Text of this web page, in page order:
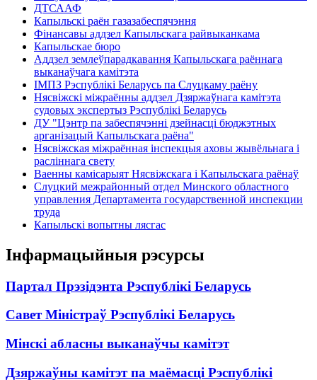
ДТСААФ
Капыльскі раён газазабеспячэння
Фінансавы аддзел Капыльскага райвыканкама
Капыльскае бюро
Аддзел землеўпарадкавання Капыльскага раённага
выканаўчага камітэта
ІМПЗ Рэспублікі Беларусь па Слуцкаму раёну
Нясвіжскі міжраённы аддзел Дзяржаўнага камітэта
судовых экспертыз Рэспублікі Беларусь
ДУ "Цэнтр па забеспячэнні дзейнасці бюджэтных
арганізацый Капыльскага раёна"
Нясвіжская міжраённая інспекцыя аховы жывёльнага і
расліннага свету
Ваенны камісарыят Нясвіжскага і Капыльскага раёнаў
Слуцкий межрайонный отдел Минского областного
управления Департамента государственной инспекции
труда
Капыльскі вопытны лясгас
Інфармацыйныя рэсурсы
Партал Прэзідэнта Рэспублікі Беларусь
Савет Міністраў Рэспублікі Беларусь
Мінскі абласны выканаўчы камітэт
Дзяржаўны камітэт па маёмасці Рэспублікі